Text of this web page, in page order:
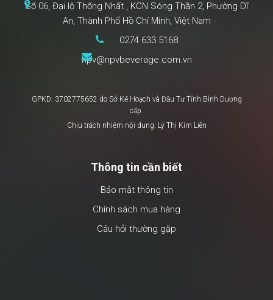
Số 06, Đại lộ Thống Nhất , KCN Sóng Thần 2, Phường Dĩ
An, Thành Phố Hồ Chí Minh, Việt Nam
0274 633 5168
npv@npvbeverage.com.vn
GPKD: 3702775652 do Sở Kế Hoạch và Đầu Tư Tỉnh Bình Dương
cấp.
Chịu trách nhiệm nội dung: Lý Thị Kim Liên
Thông tin cần biết
Bảo mật thông tin
Chính sách mua hàng
Câu hỏi thường gặp